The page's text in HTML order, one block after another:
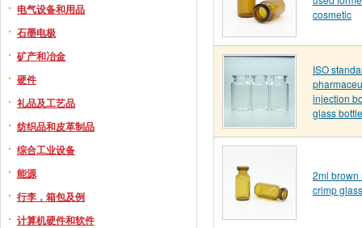
电气设备和用品
石墨电极
矿产和冶金
硬件
礼品及工艺品
纺织品和皮革制品
综合工业设备
能源
行李，箱包及例
计算机硬件和软件
cosmetic
ISO
injection
glass bottle
2ml brown
crimp